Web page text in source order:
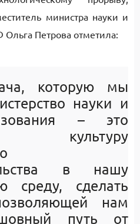
министра науки и
Петрова отметила:
которую мы
науки и
– это
культуру
в нашу
среду, сделать
нам
путь от